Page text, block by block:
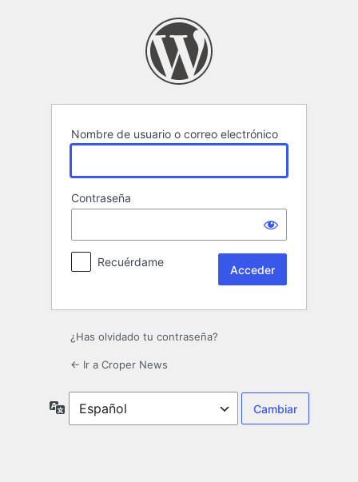
Nombre de usuario o correo electrónico
Contraseña
Recuérdame
¿Has olvidado tu contraseña?
← Ir a Croper News
Idioma